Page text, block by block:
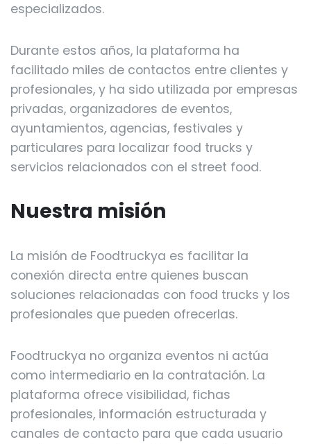
especializados.
Durante estos años, la plataforma ha
facilitado miles de contactos entre clientes y
profesionales, y ha sido utilizada por empresas
privadas, organizadores de eventos,
ayuntamientos, agencias, festivales y
particulares para localizar food trucks y
servicios relacionados con el street food.
Nuestra misión
La misión de Foodtruckya es facilitar la
conexión directa entre quienes buscan
soluciones relacionadas con food trucks y los
profesionales que pueden ofrecerlas.
Foodtruckya no organiza eventos ni actúa
como intermediario en la contratación. La
plataforma ofrece visibilidad, fichas
profesionales, información estructurada y
canales de contacto para que cada usuario